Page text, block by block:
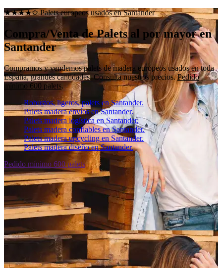
★★★★✩ Palets europeos usados enSantander
Compra/Venta de Palets al por mayor en
Santander
Compramos y vendemos palets de madera europeos usados en toda
España, grandes cantidades. Consulta nuestros precios.Pedido
mínimo 600 palets.
Robustos, ligeros, palets en Santander.
Palets madera envíos en Santander.
Palets madera logística en Santander.
Palets madera confiables en Santander.
Palets madera upcycling en Santander.
Palets madera diseño en Santander.
Pedido mínimo 600 palets